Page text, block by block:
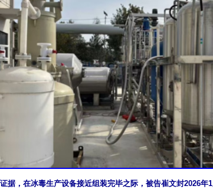
据，在冰毒生产设备接近组装完毕之际，被告崔文封2026年